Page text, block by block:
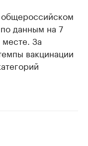
общероссийском
данным на 7
За
вакцинации